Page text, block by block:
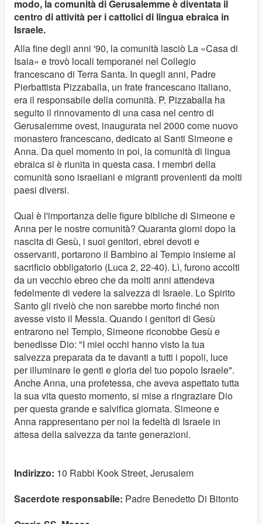
modo, la comunità di Gerusalemme è diventata il
centro di attività per i cattolici di lingua ebraica in
Israele.
Alla fine degli anni '90, la comunità lasciò La «Casa di
Isaia» e trovò locali temporanei nel Collegio
francescano di Terra Santa. In quegli anni, Padre
Pierbattista Pizzaballa, un frate francescano italiano,
era il responsabile della comunità. P. Pizzaballa ha
seguito il rinnovamento di una casa nel centro di
Gerusalemme ovest, inaugurata nel 2000 come nuovo
monastero francescano, dedicato ai Santi Simeone e
Anna. Da quel momento in poi, la comunità di lingua
ebraica si è riunita in questa casa. I membri della
comunità sono israeliani e migranti provenienti da molti
paesi diversi.
Qual è l'importanza delle figure bibliche di Simeone e
Anna per le nostre comunità? Quaranta giorni dopo la
nascita di Gesù, i suoi genitori, ebrei devoti e
osservanti, portarono il Bambino al Tempio insieme al
sacrificio obbligatorio (Luca 2, 22-40). Lì, furono accolti
da un vecchio ebreo che da molti anni attendeva
fedelmente di vedere la salvezza di Israele. Lo Spirito
Santo gli rivelò che non sarebbe morto finché non
avesse visto il Messia. Quando i genitori di Gesù
entrarono nel Tempio, Simeone riconobbe Gesù e
benedisse Dio: "I miei occhi hanno visto la tua
salvezza preparata da te davanti a tutti i popoli, luce
per illuminare le genti e gloria del tuo popolo Israele".
AncheAnna, una profetessa, che aveva aspettato tutta
la sua vita questo momento, si mise a ringraziare Dio
per questa grande e salvifica giornata. Simeone e
Anna rappresentano per noi la fedeltà di Israele in
attesa della salvezza da tante generazioni.
Indirizzo: 10 Rabbi Kook Street, Jerusalem
Sacerdote responsabile: Padre Benedetto Di Bitonto